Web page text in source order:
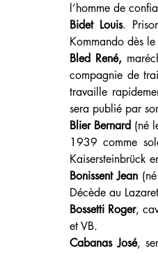
l’homme de
Bidet Louis.
Kommando dès
Bled René,
compagnie de
travaille
sera publié par
Blier Bernard (né
1939 comme
Kaisersteinbrück
Bonissent Jean (né
Décède au
Bossetti Roger,
et VB.
Cabanas José,